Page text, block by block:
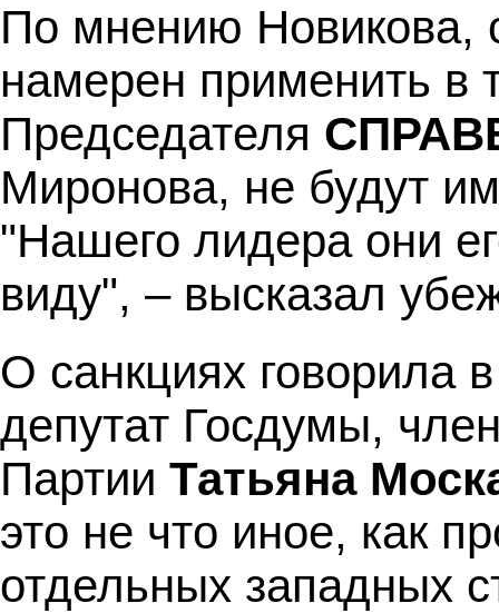
По мнению Новикова,
намерен применить в
Председателя
Миронова, не будут
"Нашего лидера они
виду", – высказал
О санкциях говорила
депутат Госдумы,
Партии Татьяна
это не что иное, как
отдельных западных